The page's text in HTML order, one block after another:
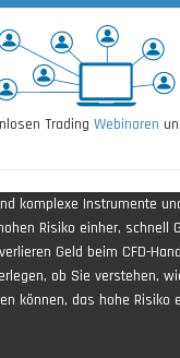
Trading Webinaren
komplexe Instrumente
Risiko einher, schnell
Geld beim CFD-
ob Sie verstehen,
können, das hohe Risiko